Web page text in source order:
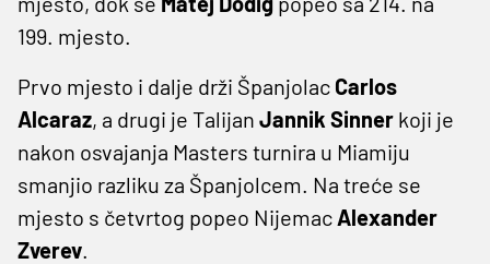
199. mjesto.
Prvo mjesto i dalje drži Španjolac Carlos
Alcaraz, a drugi je Talijan Jannik Sinner koji je
nakon osvajanja Masters turnira u Miamiju
smanjio razliku za Španjolcem. Na treće se
mjesto s četvrtog popeo Nijemac Alexander
Zverev.